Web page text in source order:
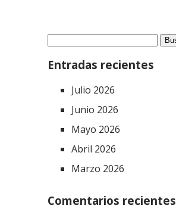
Buscar:
Entradas recientes
Julio 2026
Junio 2026
Mayo 2026
Abril 2026
Marzo 2026
Comentarios recientes